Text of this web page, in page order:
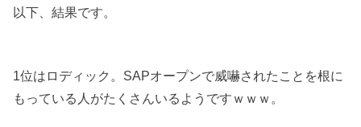
以下、結果です。
1位はロディック。SAPオープンで威嚇されたことを根に
もっている人がたくさんいるようですｗｗｗ。